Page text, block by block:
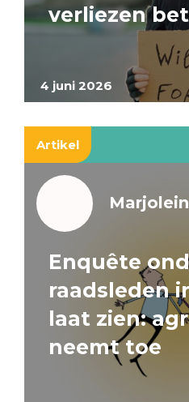
4 juni 2026
verliezen
Artikel
Enquête
raadsleden
laat zien:
neemt toe